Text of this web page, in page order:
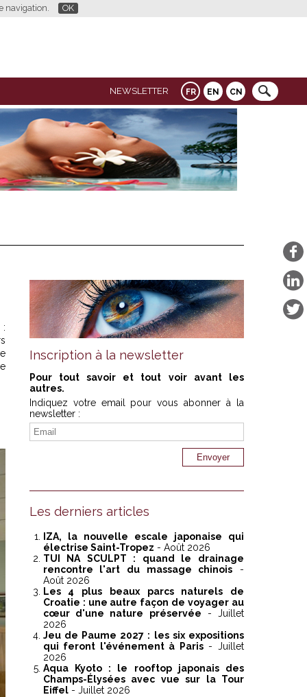
navigation. OK
FR EN CN
NEWSLETTER
:
Inscription à la newsletter
Pour tout savoir et tout voir avant les
autres.
Indiquez votre email pour vous abonner à la
newsletter :
Les derniers articles
IZA, la nouvelle escale japonaise qui
électrise Saint-Tropez - Août 2026
TUI NA SCULPT : quand le drainage
rencontre l'art du massage chinois -
Août 2026
Les 4 plus beaux parcs naturels de
Croatie : une autre façon de voyager au
cœur d'une nature préservée - Juillet
2026
Jeu de Paume 2027 : les six expositions
qui feront l'événement à Paris- Juillet
2026
Aqua Kyoto : le rooftop japonais des
Champs-Élysées avec vue sur la Tour
Eiffel- Juillet 2026